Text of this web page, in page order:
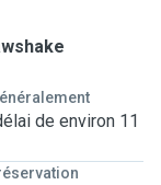
de environ 11